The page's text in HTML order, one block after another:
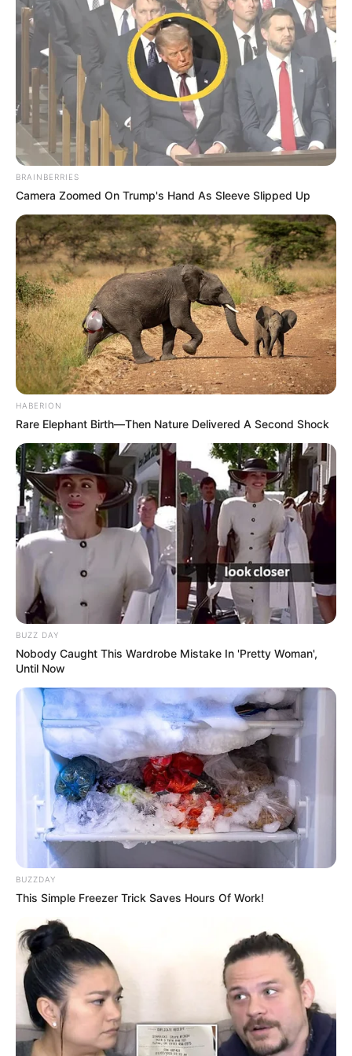
couplé gagnant ou 2sur4 dans le Tiercé Quinté du PMU.
Notre Base Quinté:6 KEL STORY
Notre Coup de Poker:1 ELLA DUCHIC
Le Bruit d’écurie:7 BLISSIMO
En 3 chevaux beau couplé gagnant à *261,00 € et beau
2sur4 à *273,60 € (*PMU.fr).
Le Pronostic en 7 chevaux pour LE PRIX
GASTON BRANERE
1er: 6 KEL STORY
2ème: 1 ELLA DUCHIC
4ème: 2 CALLIANDRA
5ème: 9 ATTACK MASSIVE
6ème: 8 MAGMA DODVILLE
7ème: 3 ASTALAVISTA
Les regrets ou en cas de non-partant: 15 KESIUS DU
GRANIT et/ou 11 MAGIC FLIGHT
Tous les Pronos Spot du jour!
Une quarantaine de pronostics de la meilleure presse du
PMU à consulter un peu plus bas sur cette même page.
Synthèse incontournable du Quinté du jour
en 5 chevaux proposée par Logic-Prono
Obtenez en quelques secondes le meilleur pronostic
Quinté du jour. Grâce à cette nouvelle version de LOGIC-
BRAINBERRIES
Camera Zoomed On Trump's Hand As Sleeve Slipped Up
HABERION
Rare Elephant Birth—Then Nature Delivered A Second Shock
BUZZ DAY
Nobody Caught This Wardrobe Mistake In 'Pretty Woman',
Until Now
BUZZDAY
This Simple Freezer Trick Saves Hours Of Work!